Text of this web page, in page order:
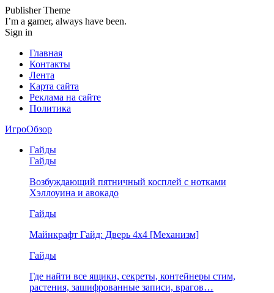
Publisher Theme
I’m a gamer, always have been.
Sign in
Главная
Контакты
Лента
Карта сайта
Реклама на сайте
Политика
ИгроОбзор
Гайды
Гайды
Возбуждающий пятничный косплей с нотками
Хэллоуина и авокадо
Гайды
Майнкрафт Гайд: Дверь 4х4 [Механизм]
Гайды
Где найти все ящики, секреты, контейнеры стим,
растения, зашифрованные записи, врагов…